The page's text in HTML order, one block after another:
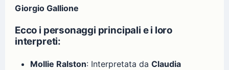
Giorgio Gallione
Ecco i personaggi principali e i loro
interpreti:
Mollie Ralston: Interpretata da Claudia